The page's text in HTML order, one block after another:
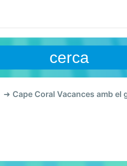
cerca
Cape Coral Vacances amb el